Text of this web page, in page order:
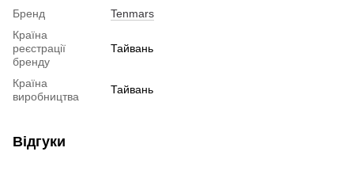
Бренд
Tenmars
Країна
реєстрації
бренду
Тайвань
Країна
виробництва
Тайвань
Відгуки